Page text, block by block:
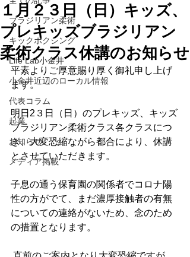
ブラジリアン柔術
キックボクシング
Life Lab小金井
小金井近辺のローカル情報
代表コラム
起業
お知らせ
メディア掲載
１月２３日（日）キッズ、
プレキッズブラジリアン
柔術クラス休講のお知らせ
平素よりご厚意賜り厚く御礼申し上げ
ます。
明日2３日（日）のプレキッズ、キッズ
ブラジリアン柔術クラス各クラスにつ
き、大変恐縮ながら都合により、休講
とさせていただきます。
子息の通う保育園の関係者でコロナ陽
性の方がでて、まだ濃厚接触者の有無
についての連絡がないため、念のため
の措置となります。